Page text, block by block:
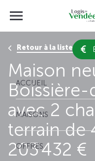
ACCUEIL
MAISONS
OFFRES
Retour à la liste des
Maison
avec 2
terrain de
203 432 €